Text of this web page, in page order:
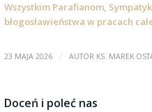
Wszystkim Parafianom,
błogosławieństwa w pracach
23 MAJA 2026 / AUTOR KS. MAREK
Doceń i poleć nas